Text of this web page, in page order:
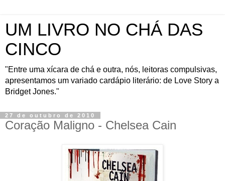
UM LIVRO NO CHÁ DAS
CINCO
"Entre uma xícara de chá e outra, nós, leitoras compulsivas,
apresentamos um variado cardápio literário: de Love Story a
Bridget Jones."
27 de outubro de 2010
Coração Maligno - Chelsea Cain